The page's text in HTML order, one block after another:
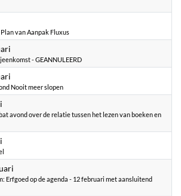
van Aanpak Fluxus
- GEANNULEERD
Nooit meer slopen
avond over de relatie tussen het lezen van boeken en
Erfgoed op de agenda - 12 februari met aansluitend